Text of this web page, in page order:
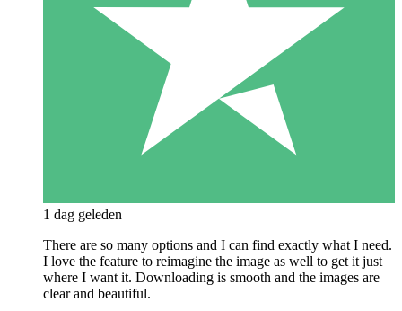
1 dag geleden
There are so many options and I can find exactly what I need.
I love the feature to reimagine the image as well to get it just
where I want it. Downloading is smooth and the images are
clear and beautiful.